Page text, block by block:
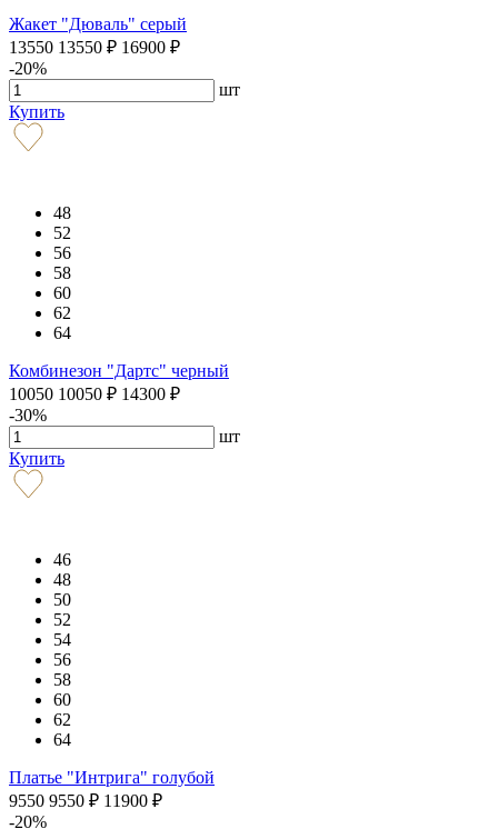
Жакет "Дюваль" серый
13550 13550 ₽ 16900 ₽
-20%
шт
Купить
48
52
56
58
60
62
64
Комбинезон "Дартс" черный
10050 10050 ₽ 14300 ₽
-30%
шт
Купить
46
48
50
52
54
56
58
60
62
64
Платье "Интрига" голубой
9550 9550 ₽ 11900 ₽
-20%